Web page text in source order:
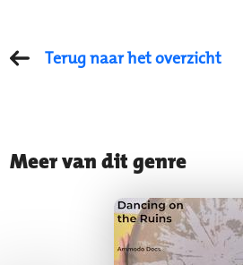
Terug naar het overzicht
Meer van dit genre